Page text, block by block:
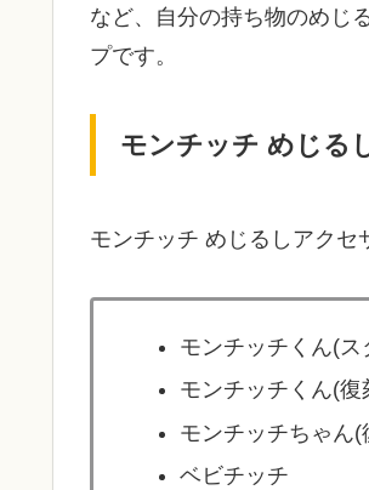
など、自分の持ち物のめじ
プです。
モンチッチ めじる
モンチッチ めじるしアクセ
モンチッチくん(ス
モンチッチくん(復
モンチッチちゃん
ベビチッチ